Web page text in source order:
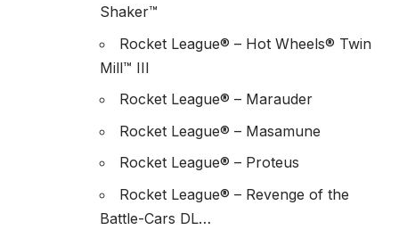
Shaker™
Rocket League® – Hot Wheels® Twin
Mill™ III
Rocket League® – Marauder
Rocket League® – Masamune
Rocket League® – Proteus
Rocket League® – Revenge of the
Battle-Cars DL…